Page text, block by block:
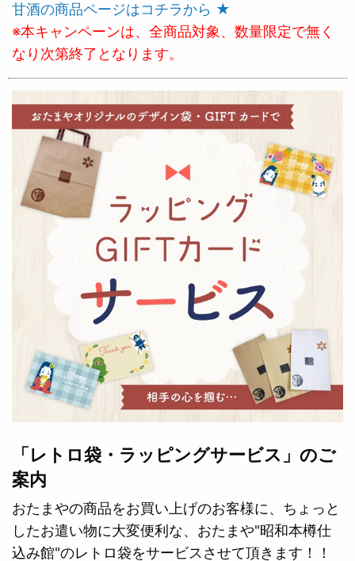
甘酒の商品ページはコチラから ★
※本キャンペーンは、全商品対象、数量限定で無く
なり次第終了となります。
「レトロ袋・ラッピングサービス」のご
案内
おたまやの商品をお買い上げのお客様に、ちょっと
したお遣い物に大変便利な、おたまや"昭和本樽仕
込み館"のレトロ袋をサービスさせて頂きます！！